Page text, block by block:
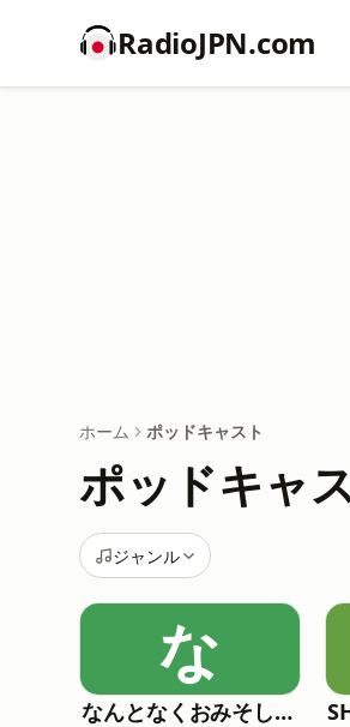
RadioJPN.com
ホーム ポッドキャスト
ポッドキャ
ジャンル
な
なんとなくおみそしる的ラヂオ